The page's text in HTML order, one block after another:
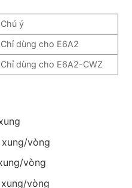
Chú ý
Chỉ dùng cho E6A2
Chỉ dùng cho E6A2-CWZ
vòng
vòng
vòng